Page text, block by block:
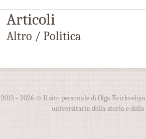
Articoli
Altro / Politica
2013 – 2026 © Il sito personale di Olga
universitaria della storia e della